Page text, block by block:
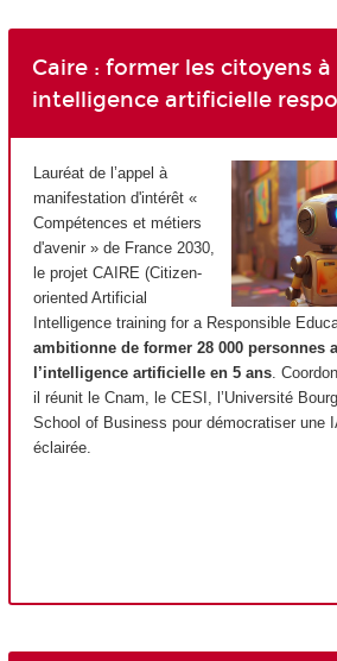
Caire : former les citoyens à
intelligence artificielle
Lauréat de l’appel à
manifestation d'intérêt «
Compétences et métiers
d'avenir » de France 2030,
le projet CAIRE (Citizen-
oriented Artificial
Intelligence training for a Responsible
ambitionne de former 28 000 personnes
l’intelligence artificielle en 5 ans.
il réunit le Cnam, le CESI, l’Université
School of Business pour démocratiser une
éclairée.